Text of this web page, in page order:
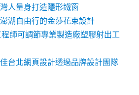
人量身打造隱形鐵窗
湖自由行的金莎花束設計
師可調節專業製造廠塑膠射出工
台北網頁設計透過品牌設計團隊